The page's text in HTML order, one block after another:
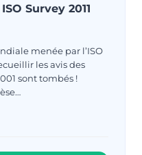
Survey 2011
menée par l’ISO
les avis des
sont tombés !